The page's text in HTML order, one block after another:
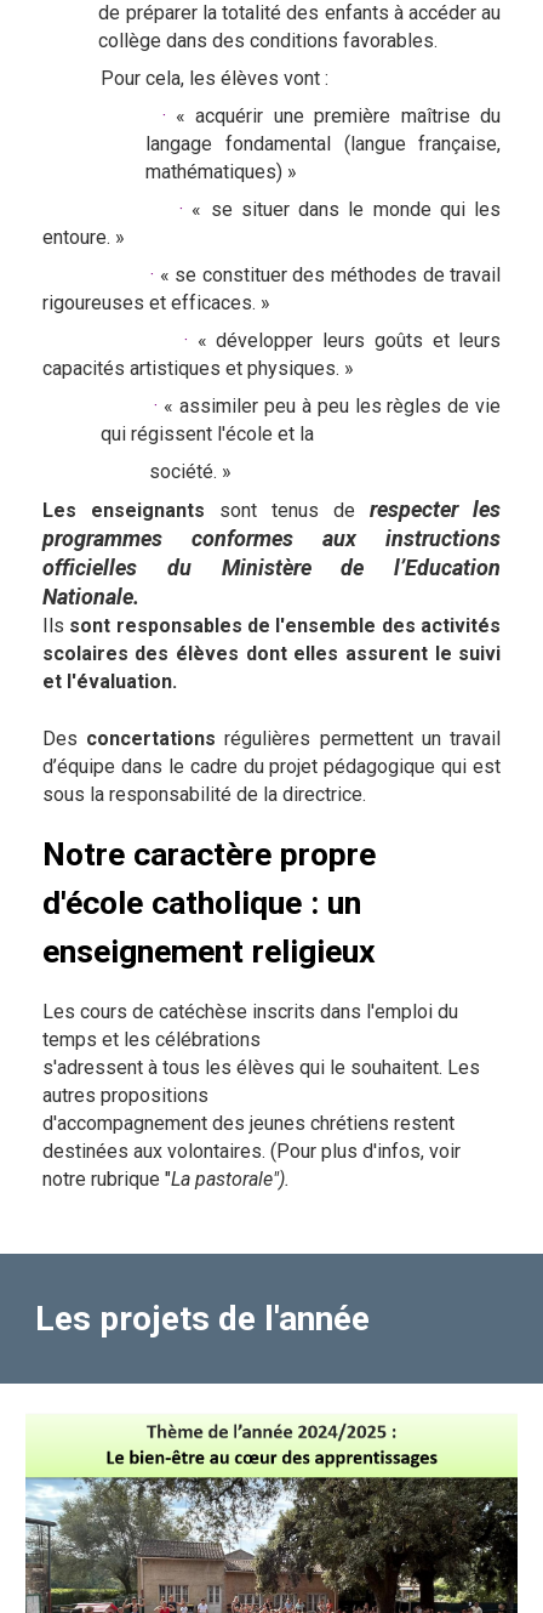
de préparer la totalité des enfants à accéder au
collège dans des conditions favorables.
Pour cela, les élèves vont :
· « acquérir une première maîtrise du
langage fondamental (langue française,
mathématiques) »
· « se situer dans le monde qui les
entoure. »
· « se constituer des méthodes de travail
rigoureuses et efficaces. »
· « développer leurs goûts et leurs
capacités artistiques et physiques. »
· « assimiler peu à peu les règles de vie
qui régissent l'école et la
société. »
Les enseignants
sont tenus derespecter les
programmes conformes aux instructions
officielles du Ministère de l’Education
Nationale.
Ils sont responsables de l'ensemble des activités
scolaires des élèves dont elles assurent le suivi
et l'évaluation.
Des concertations régulières permettent un travail
d’équipe dans le cadre du projet pédagogique qui est
sous la responsabilité de la directrice.
Notre caractère propre
d'école catholique : un
enseignement religieux
Les cours de catéchèse inscrits dans l'emploi du
temps et les célébrations
s'adressent à tous les élèves qui le souhaitent. Les
autres propositions
d'accompagnement des jeunes chrétiens restent
destinées aux volontaires. (Pour plus d'infos, voir
notre rubrique "La pastorale").
Les projets de l'année